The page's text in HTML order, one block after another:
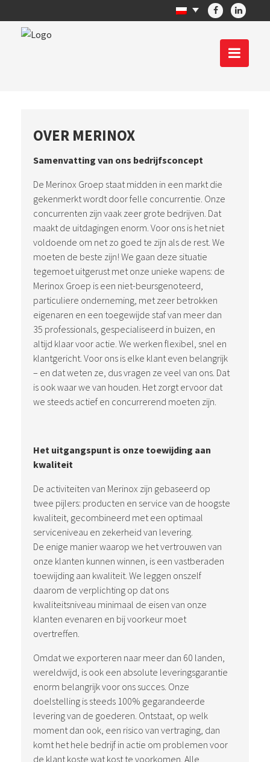
OVER MERINOX
Samenvatting van ons bedrijfsconcept
De Merinox Groep staat midden in een markt die
gekenmerkt wordt door felle concurrentie. Onze
concurrenten zijn vaak zeer grote bedrijven. Dat
maakt de uitdagingen enorm. Voor ons is het niet
voldoende om net zo goed te zijn als de rest. We
moeten de beste zijn! We gaan deze situatie
tegemoet uitgerust met onze unieke wapens: de
Merinox Groep is een niet-beursgenoteerd,
particuliere onderneming, met zeer betrokken
eigenaren en een toegewijde staf van meer dan
35 professionals, gespecialiseerd in buizen, en
altijd klaar voor actie. We werken flexibel, snel en
klantgericht. Voor ons is elke klant even belangrijk
– en dat weten ze, dus vragen ze veel van ons. Dat
is ook waar we van houden. Het zorgt ervoor dat
we steeds actief en concurrerend moeten zijn.
Het uitgangspunt is onze toewijding aan
kwaliteit
De activiteiten van Merinox zijn gebaseerd op
twee pijlers: producten en service van de hoogste
kwaliteit, gecombineerd met een optimaal
serviceniveau en zekerheid van levering.
De enige manier waarop we het vertrouwen van
onze klanten kunnen winnen, is een vastberaden
toewijding aan kwaliteit. We leggen onszelf
daarom de verplichting op dat ons
kwaliteitsniveau minimaal de eisen van onze
klanten evenaren en bij voorkeur moet
overtreffen.
Omdat we exporteren naar meer dan 60 landen,
wereldwijd, is ook een absolute leveringsgarantie
enorm belangrijk voor ons succes. Onze
doelstelling is steeds 100% gegarandeerde
levering van de goederen. Ontstaat, op welk
moment dan ook, een risico van vertraging, dan
komt het hele bedrijf in actie om problemen voor
de klant koste wat kost te voorkomen. Alle